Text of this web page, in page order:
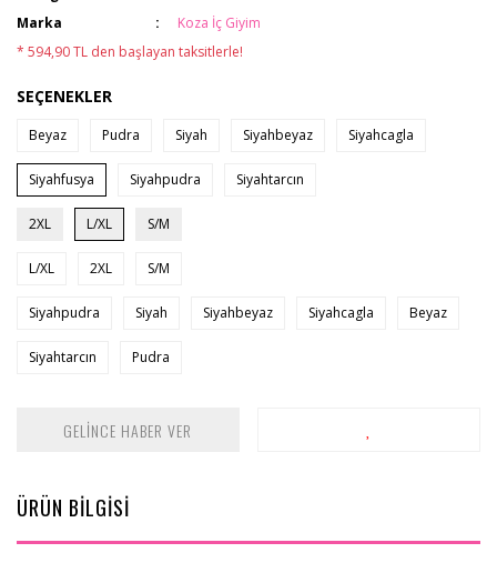
Marka
Koza İç Giyim
* 594,90 TL den başlayan taksitlerle!
SEÇENEKLER
Beyaz Pudra Siyah Siyahbeyaz Siyahcagla
Siyahfusya Siyahpudra Siyahtarcın
2XL L/XL S/M
L/XL 2XL S/M
Siyahpudra Siyah Siyahbeyaz Siyahcagla Beyaz
Siyahtarcın Pudra
GELİNCE HABER VER
ÜRÜN BİLGİSİ